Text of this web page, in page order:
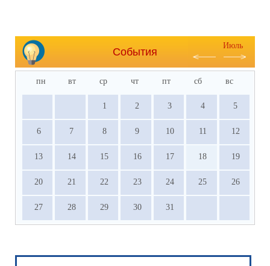
События
Июль
пн вт ср чт пт сб вс
1 2 3 4 5
6 7 8 9 10 11 12
13 14 15 16 17 18 19
20 21 22 23 24 25 26
27 28 29 30 31